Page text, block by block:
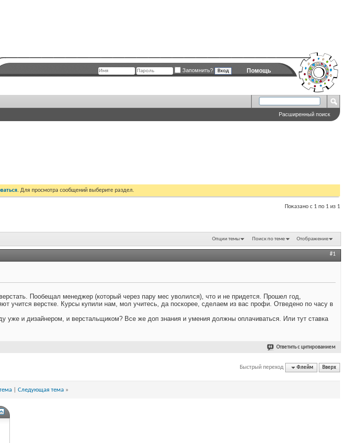
Помощь
Запомнить?
Расширенный поиск
. Для просмотра сообщений выберите раздел.
Показано с 1 по 1 из 1
Опции темы Поиск по теме Отображение
#1
Пообещал менеджер (который через пару мес уволился), что и не придется. Прошел год,
учится верстке. Курсы купили нам, мол учитесь, да поскорее, сделаем из вас профи. Отведено по часу в
уже и дизайнером, и верстальщиком? Все же доп знания и умения должны оплачиваться. Или тут ставка
Ответить с цитированием
Быстрый переход Флейм Вверх
Следующая тема »